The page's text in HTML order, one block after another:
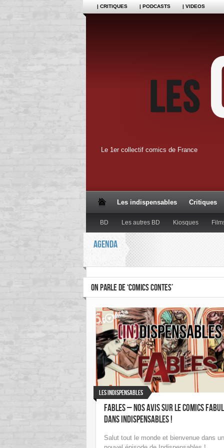
| CRITIQUES | PODCASTS | VIDEOS
Le 1er collectif comics de France
Les indispensables Critiques
BD Les autres BD Kiosques
AGENDA
ON PARLE DE ‘COMICS CONTES’
Les indispensables
Fables – Nos avis sur le comics
dans Indispensables !
Salut tout le monde et bienvenue dans un